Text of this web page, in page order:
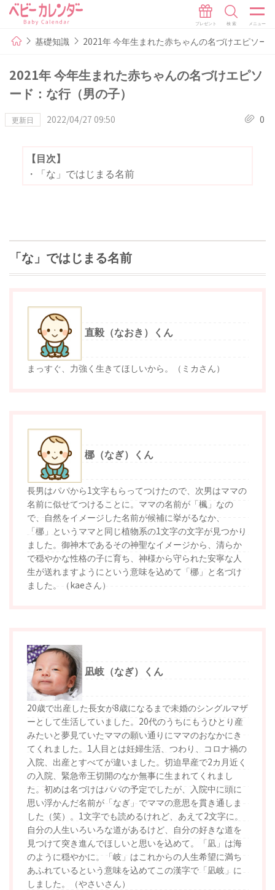
基礎知識 2021年 今年生まれた赤ちゃんの名づけエピソー
2021年 今年生まれた赤ちゃんの名づけエピソ
ード：な行（男の子）
更新日 2022/04/27 09:50 0
【目次】
・
「な」ではじまる名前
「な」ではじまる名前
直毅（なおき）くん
まっすぐ、力強く生きてほしいから。（ミカさん）
梛（なぎ）くん
長男はパパから1文字もらってつけたので、次男はママの
名前に似せてつけることに。ママの名前が「楓」なの
で、自然をイメージした名前が候補に挙がるなか、
「梛」というママと同じ植物系の1文字の文字が見つかり
ました。御神木であるその神聖なイメージから、清らか
で穏やかな性格の子に育ち、神様から守られた安寧な人
生が送れますようにという意味を込めて「梛」と名づけ
ました。（kaeさん）
凪岐（なぎ）くん
20歳で出産した長女が8歳になるまで未婚のシングルマザ
ーとして生活していました。20代のうちにもうひとり産
みたいと夢見ていたママの願い通りにママのおなかにき
てくれました。1人目とは妊婦生活、つわり、コロナ禍の
入院、出産とすべてが違いました。切迫早産で2カ月近く
の入院、緊急帝王切開のなか無事に生まれてくれまし
た。初めは名づけはパパの予定でしたが、入院中に頭に
思い浮かんだ名前が「なぎ」でママの意思を貫き通しま
した（笑）。1文字でも読めるけれど、あえて2文字に。
自分の人生いろいろな道があるけど、自分の好きな道を
見つけて突き進んでほしいと思いを込めて。「凪」は海
のように穏やかに。「岐」はこれからの人生希望に満ち
あふれているという意味を込めてこの漢字で「凪岐」に
しました。（やさいさん）